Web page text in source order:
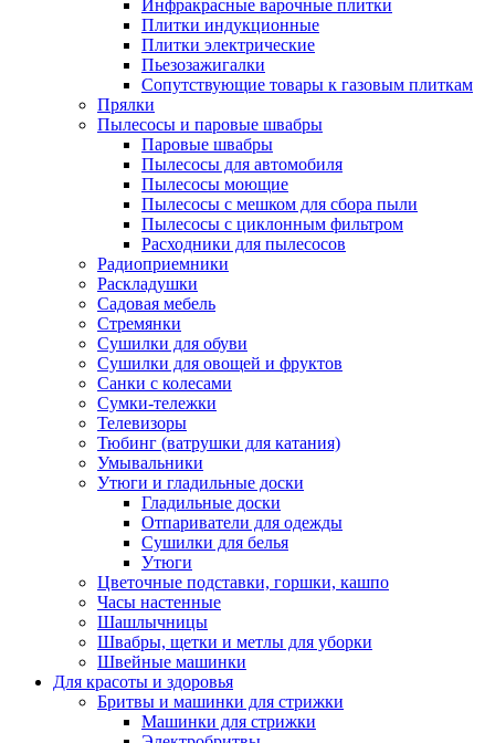
Инфракрасные варочные плитки
Плитки индукционные
Плитки электрические
Пьезозажигалки
Сопутствующие товары к газовым плиткам
Прялки
Пылесосы и паровые швабры
Паровые швабры
Пылесосы для автомобиля
Пылесосы моющие
Пылесосы с мешком для сбора пыли
Пылесосы с циклонным фильтром
Расходники для пылесосов
Радиоприемники
Раскладушки
Садовая мебель
Стремянки
Сушилки для обуви
Сушилки для овощей и фруктов
Санки с колесами
Сумки-тележки
Телевизоры
Тюбинг (ватрушки для катания)
Умывальники
Утюги и гладильные доски
Гладильные доски
Отпариватели для одежды
Сушилки для белья
Утюги
Цветочные подставки, горшки, кашпо
Часы настенные
Шашлычницы
Швабры, щетки и метлы для уборки
Швейные машинки
Для красоты и здоровья
Бритвы и машинки для стрижки
Машинки для стрижки